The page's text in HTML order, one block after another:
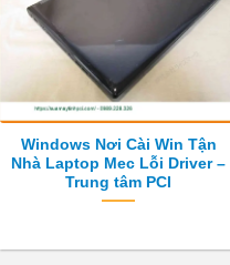
Windows Nơi Cài Win Tận
Nhà Laptop Mec Lỗi Driver –
Trung tâm PCI